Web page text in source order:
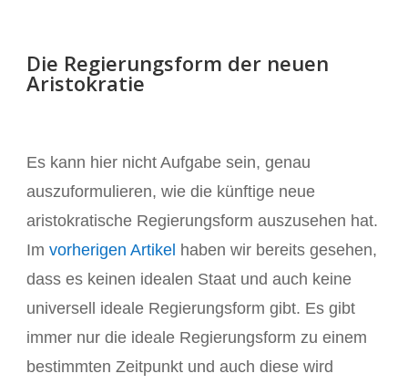
Die Regierungsform der neuen
Aristokratie
Es kann hier nicht Aufgabe sein, genau
auszuformulieren, wie die künftige neue
aristokratische Regierungsform auszusehen hat.
Im vorherigen Artikel haben wir bereits gesehen,
dass es keinen idealen Staat und auch keine
universell ideale Regierungsform gibt. Es gibt
immer nur die ideale Regierungsform zu einem
bestimmten Zeitpunkt und auch diese wird